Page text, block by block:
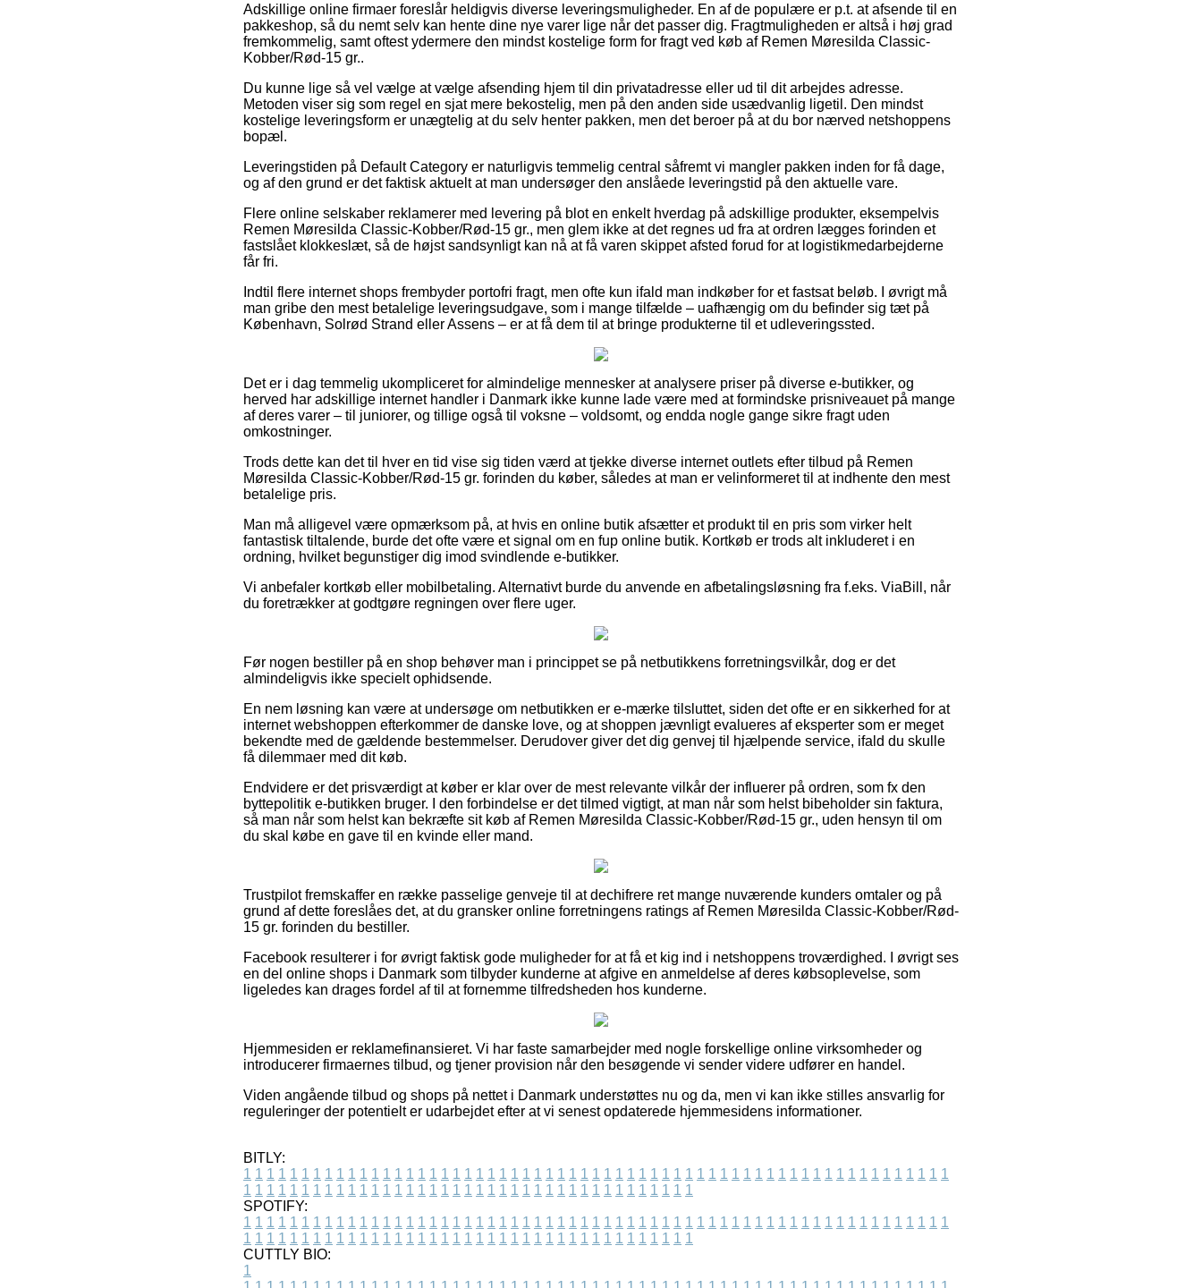
Adskillige online firmaer foreslår heldigvis diverse leveringsmuligheder. En af de populære er p.t. at afsende til en
pakkeshop, så du nemt selv kan hente dine nye varer lige når det passer dig. Fragtmuligheden er altså i høj grad
fremkommelig, samt oftest ydermere den mindst kostelige form for fragt ved køb af Remen Møresilda Classic-
Kobber/Rød-15 gr..
Du kunne lige så vel vælge at vælge afsending hjem til din privatadresse eller ud til dit arbejdes adresse.
Metoden viser sig som regel en sjat mere bekostelig, men på den anden side usædvanlig ligetil. Den mindst
kostelige leveringsform er unægtelig at du selv henter pakken, men det beroer på at du bor nærved netshoppens
bopæl.
Leveringstiden på Default Category er naturligvis temmelig central såfremt vi mangler pakken inden for få dage,
og af den grund er det faktisk aktuelt at man undersøger den anslåede leveringstid på den aktuelle vare.
Flere online selskaber reklamerer med levering på blot en enkelt hverdag på adskillige produkter, eksempelvis
Remen Møresilda Classic-Kobber/Rød-15 gr., men glem ikke at det regnes ud fra at ordren lægges forinden et
fastslået klokkeslæt, så de højst sandsynligt kan nå at få varen skippet afsted forud for at logistikmedarbejderne
får fri.
Indtil flere internet shops frembyder portofri fragt, men ofte kun ifald man indkøber for et fastsat beløb. I øvrigt må
man gribe den mest betalelige leveringsudgave, som i mange tilfælde – uafhængig om du befinder sig tæt på
København, Solrød Strand eller Assens – er at få dem til at bringe produkterne til et udleveringssted.
Det er i dag temmelig ukompliceret for almindelige mennesker at analysere priser på diverse e-butikker, og
herved har adskillige internet handler i Danmark ikke kunne lade være med at formindske prisniveauet på mange
af deres varer – til juniorer, og tillige også til voksne – voldsomt, og endda nogle gange sikre fragt uden
omkostninger.
Trods dette kan det til hver en tid vise sig tiden værd at tjekke diverse internet outlets efter tilbud på Remen
Møresilda Classic-Kobber/Rød-15 gr. forinden du køber, således at man er velinformeret til at indhente den mest
betalelige pris.
Man må alligevel være opmærksom på, at hvis en online butik afsætter et produkt til en pris som virker helt
fantastisk tiltalende, burde det ofte være et signal om en fup online butik. Kortkøb er trods alt inkluderet i en
ordning, hvilket begunstiger dig imod svindlende e-butikker.
Vi anbefaler kortkøb eller mobilbetaling. Alternativt burde du anvende en afbetalingsløsning fra f.eks. ViaBill, når
du foretrækker at godtgøre regningen over flere uger.
Før nogen bestiller på en shop behøver man i princippet se på netbutikkens forretningsvilkår, dog er det
almindeligvis ikke specielt ophidsende.
En nem løsning kan være at undersøge om netbutikken er e-mærke tilsluttet, siden det ofte er en sikkerhed for at
internet webshoppen efterkommer de danske love, og at shoppen jævnligt evalueres af eksperter som er meget
bekendte med de gældende bestemmelser. Derudover giver det dig genvej til hjælpende service, ifald du skulle
få dilemmaer med dit køb.
Endvidere er det prisværdigt at køber er klar over de mest relevante vilkår der influerer på ordren, som fx den
byttepolitik e-butikken bruger. I den forbindelse er det tilmed vigtigt, at man når som helst bibeholder sin faktura,
så man når som helst kan bekræfte sit køb af Remen Møresilda Classic-Kobber/Rød-15 gr., uden hensyn til om
du skal købe en gave til en kvinde eller mand.
Trustpilot fremskaffer en række passelige genveje til at dechifrere ret mange nuværende kunders omtaler og på
grund af dette foreslåes det, at du gransker online forretningens ratings af Remen Møresilda Classic-Kobber/Rød-
15 gr. forinden du bestiller.
Facebook resulterer i for øvrigt faktisk gode muligheder for at få et kig ind i netshoppens troværdighed. I øvrigt ses
en del online shops i Danmark som tilbyder kunderne at afgive en anmeldelse af deres købsoplevelse, som
ligeledes kan drages fordel af til at fornemme tilfredsheden hos kunderne.
Hjemmesiden er reklamefinansieret. Vi har faste samarbejder med nogle forskellige online virksomheder og
introducerer firmaernes tilbud, og tjener provision når den besøgende vi sender videre udfører en handel.
Viden angående tilbud og shops på nettet i Danmark understøttes nu og da, men vi kan ikke stilles ansvarlig for
reguleringer der potentielt er udarbejdet efter at vi senest opdaterede hjemmesidens informationer.
BITLY:
1 1 1 1 1 1 1 1 1 1 1 1 1 1 1 1 1 1 1 1 1 1 1 1 1 1 1 1 1 1 1 1 1 1 1 1 1 1 1 1 1 1 1 1 1 1 1 1 1 1 1 1 1 1 1 1 1 1 1 1 1
1 1 1 1 1 1 1 1 1 1 1 1 1 1 1 1 1 1 1 1 1 1 1 1 1 1 1 1 1 1 1 1 1 1 1 1 1 1 1
SPOTIFY:
1 1 1 1 1 1 1 1 1 1 1 1 1 1 1 1 1 1 1 1 1 1 1 1 1 1 1 1 1 1 1 1 1 1 1 1 1 1 1 1 1 1 1 1 1 1 1 1 1 1 1 1 1 1 1 1 1 1 1 1 1
1 1 1 1 1 1 1 1 1 1 1 1 1 1 1 1 1 1 1 1 1 1 1 1 1 1 1 1 1 1 1 1 1 1 1 1 1 1 1
CUTTLY BIO:
1